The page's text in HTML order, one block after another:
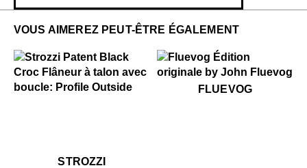
VOUS AIMEREZ PEUT-ÊTRE ÉGALEMENT
STROZZI
FluevogFLUEVOG